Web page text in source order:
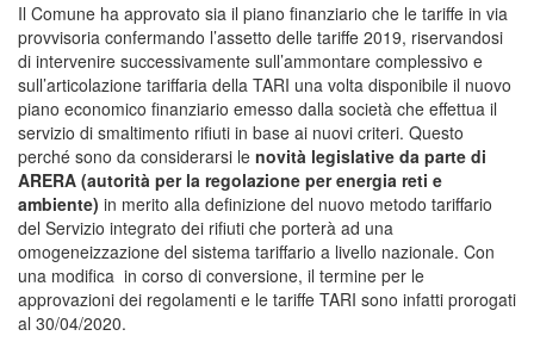
Il Comune ha approvato sia il piano finanziario che le tariffe in via
provvisoria confermando l’assetto delle tariffe 2019, riservandosi
di intervenire successivamente sull’ammontare complessivo e
sull’articolazione tariffaria della TARI una volta disponibile il nuovo
piano economico finanziario emesso dalla società che effettua il
servizio di smaltimento rifiuti in base ai nuovi criteri. Questo
perché sono da considerarsi le novità legislative da parte di
ARERA (autorità per la regolazione per energia reti e
ambiente) in merito alla definizione del nuovo metodo tariffario
del Servizio integrato dei rifiuti che porterà ad una
omogeneizzazione del sistema tariffario a livello nazionale. Con
una modifica in corso di conversione, il termine per le
approvazioni dei regolamenti e le tariffe TARI sono infatti prorogati
al 30/04/2020.